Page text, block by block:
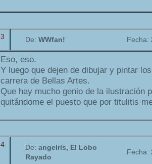
3 De: WWfan! Fecha:
Eso, eso.
Y luego que dejen de dibujar y pintar
carrera de Bellas Artes.
Que hay mucho genio de la ilustración
quitándome el puesto que por titulitis
4 De: angelrls, El Lobo
Rayado
Fecha: